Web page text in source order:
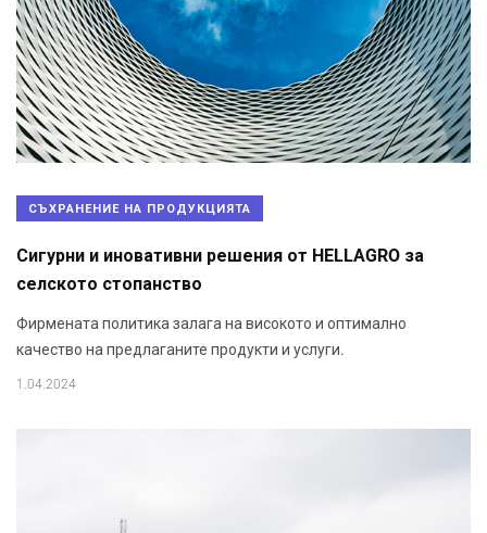
СЪХРАНЕНИЕ НА ПРОДУКЦИЯТА
Сигурни и иновативни решения от HELLAGRO за
селското стопанство
Фирмената политика залага на високото и оптимално
качество на предлаганите продукти и услуги.
1.04.2024